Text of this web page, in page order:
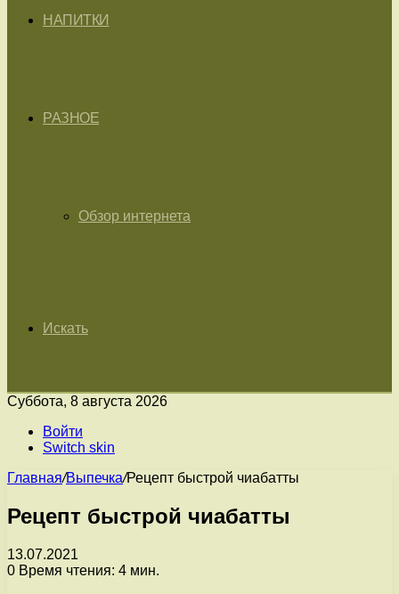
НАПИТКИ
РАЗНОЕ
Обзор интернета
Искать
Суббота, 8 августа 2026
Войти
Switch skin
Главная/Выпечка/Рецепт быстрой чиабатты
Рецепт быстрой чиабатты
13.07.2021
0 Время чтения: 4 мин.